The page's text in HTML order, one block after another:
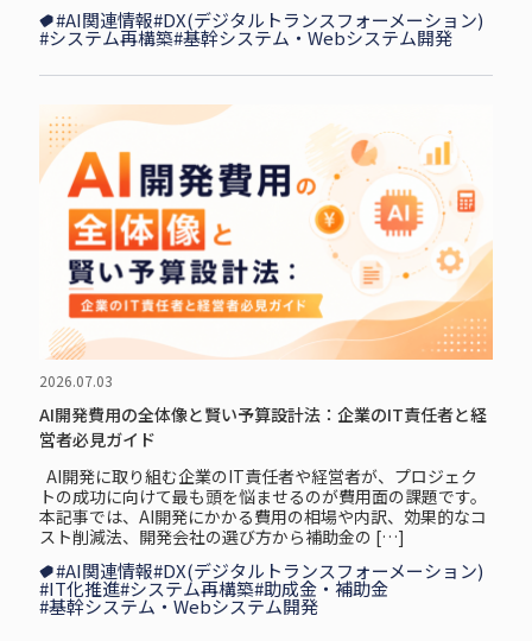
#AI関連情報#DX(デジタルトランスフォーメーション)
#システム再構築#基幹システム・Webシステム開発
2026.07.03
AI開発費用の全体像と賢い予算設計法：企業のIT責任者と経
営者必見ガイド
AI開発に取り組む企業のIT責任者や経営者が、プロジェク
トの成功に向けて最も頭を悩ませるのが費用面の課題です。
本記事では、AI開発にかかる費用の相場や内訳、効果的なコ
スト削減法、開発会社の選び方から補助金の […]
#AI関連情報#DX(デジタルトランスフォーメーション)
#IT化推進#システム再構築#助成金・補助金
#基幹システム・Webシステム開発